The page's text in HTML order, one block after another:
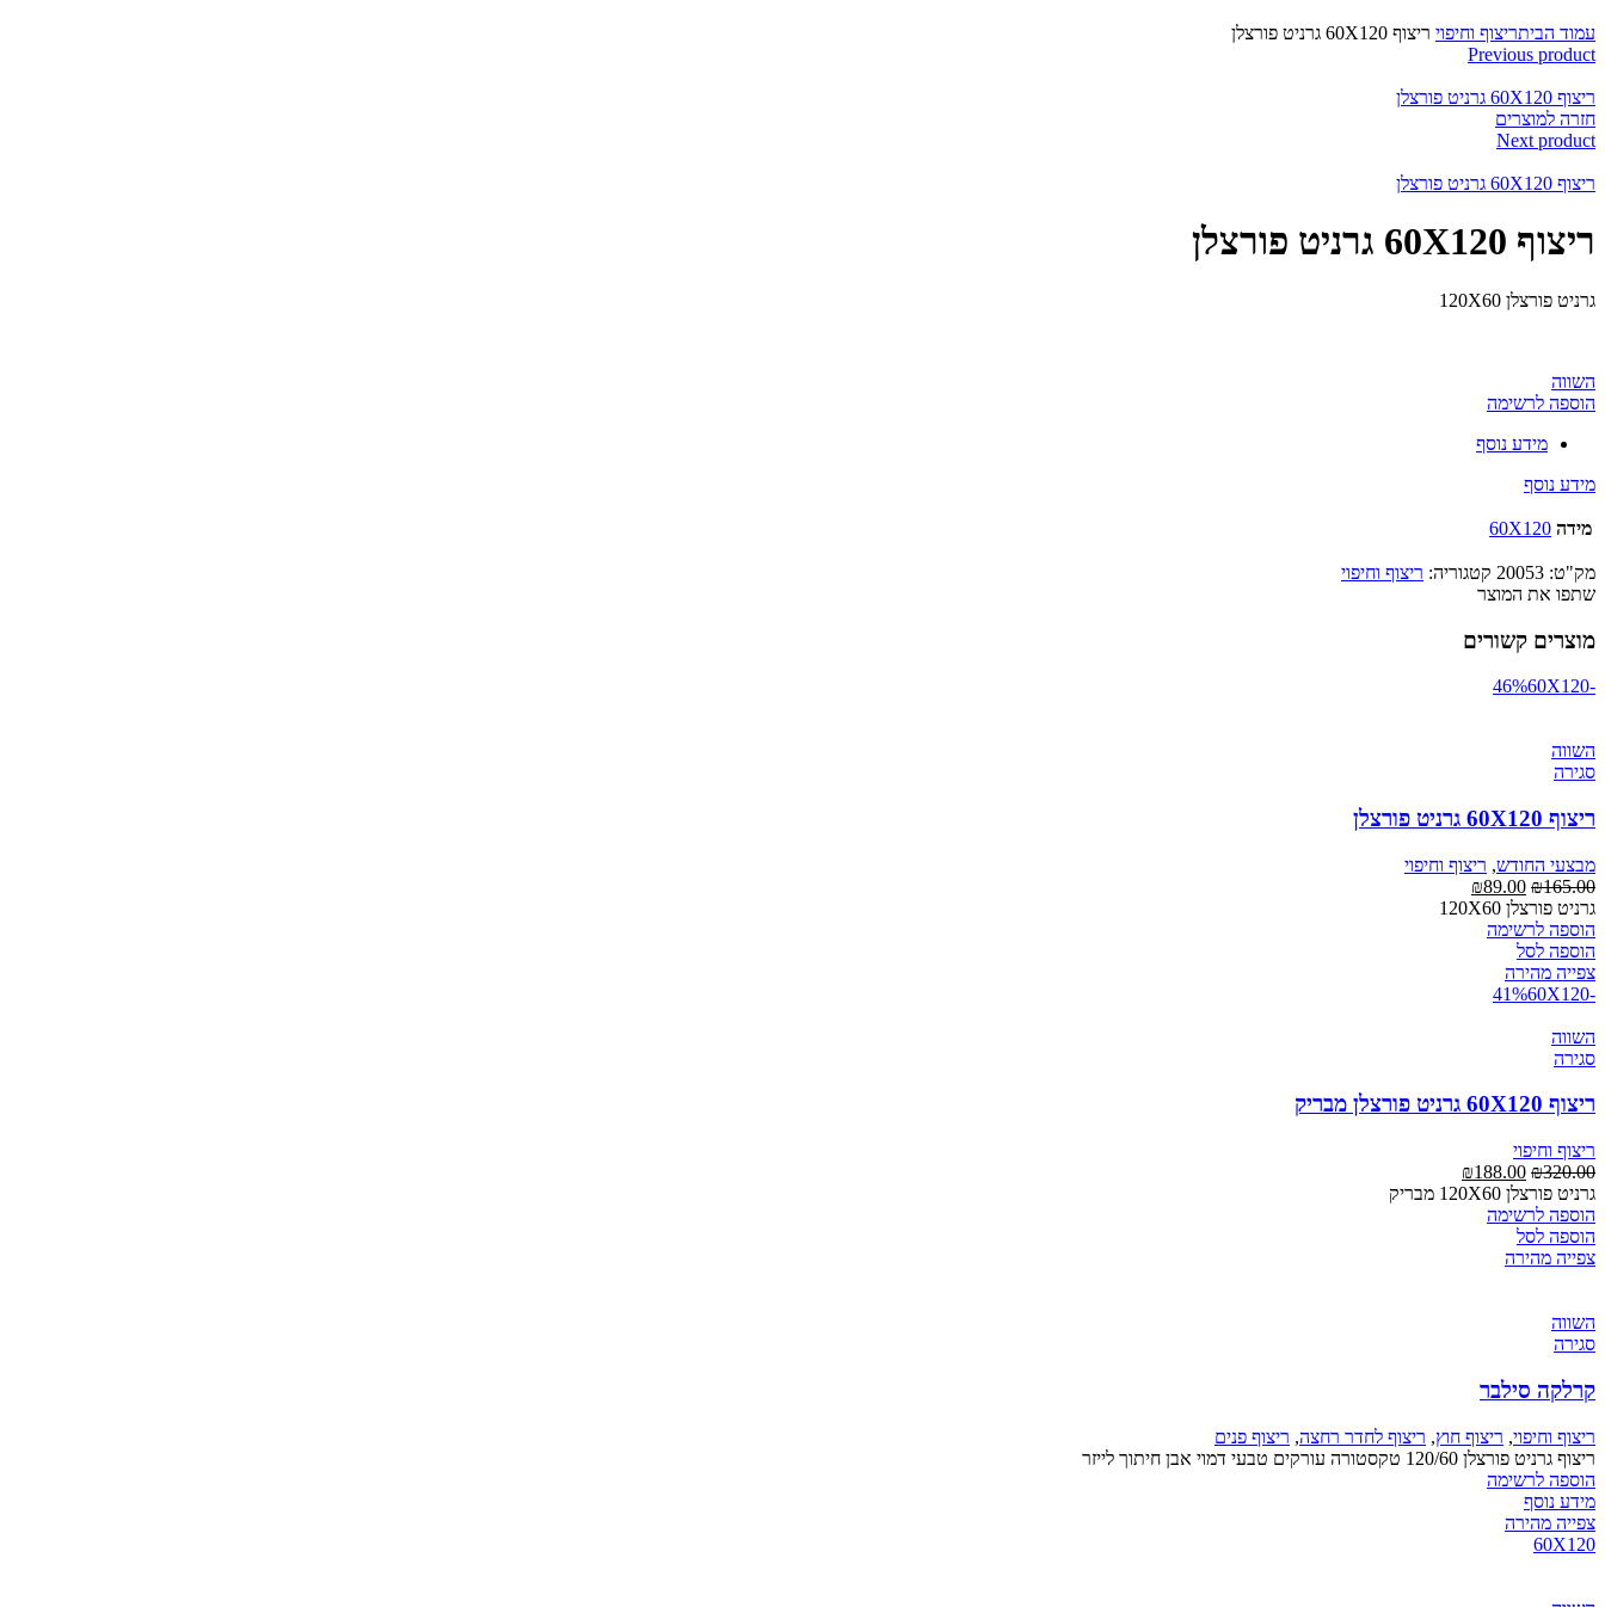
עמוד הביתריצוף וחיפוי ריצוף 60X120 גרניט פורצלן
Previous product
ריצוף 60X120 גרניט פורצלן
חזרה למוצרים
Next product
ריצוף 60X120 גרניט פורצלן
ריצוף 60X120 גרניט פורצלן
גרניט פורצלן 120X60
השווה
הוספה לרשימה
מידע נוסף
מידע נוסף
מידה 60X120
מק"ט: 20053 קטגוריה: ריצוף וחיפוי
שתפו את המוצר
מוצרים קשורים
-46%
60X120
השווה
סגירה
ריצוף 60X120 גרניט פורצלן
מבצעי החודש, ריצוף וחיפוי
₪165.00
₪89.00
גרניט פורצלן 120X60
הוספה לרשימה
הוספה לסל
צפייה מהירה
-41%
60X120
השווה
סגירה
ריצוף 60X120 גרניט פורצלן מבריק
ריצוף וחיפוי
₪320.00
₪188.00
גרניט פורצלן 120X60 מבריק
הוספה לרשימה
הוספה לסל
צפייה מהירה
השווה
סגירה
קרלקה סילבר
ריצוף וחיפוי, ריצוף חוץ, ריצוף לחדר רחצה, ריצוף פנים
ריצוף גרניט פורצלן 120/60 טקסטורה עורקים טבעי דמוי אבן חיתוך לייזר
הוספה לרשימה
מידע נוסף
צפייה מהירה
60X120